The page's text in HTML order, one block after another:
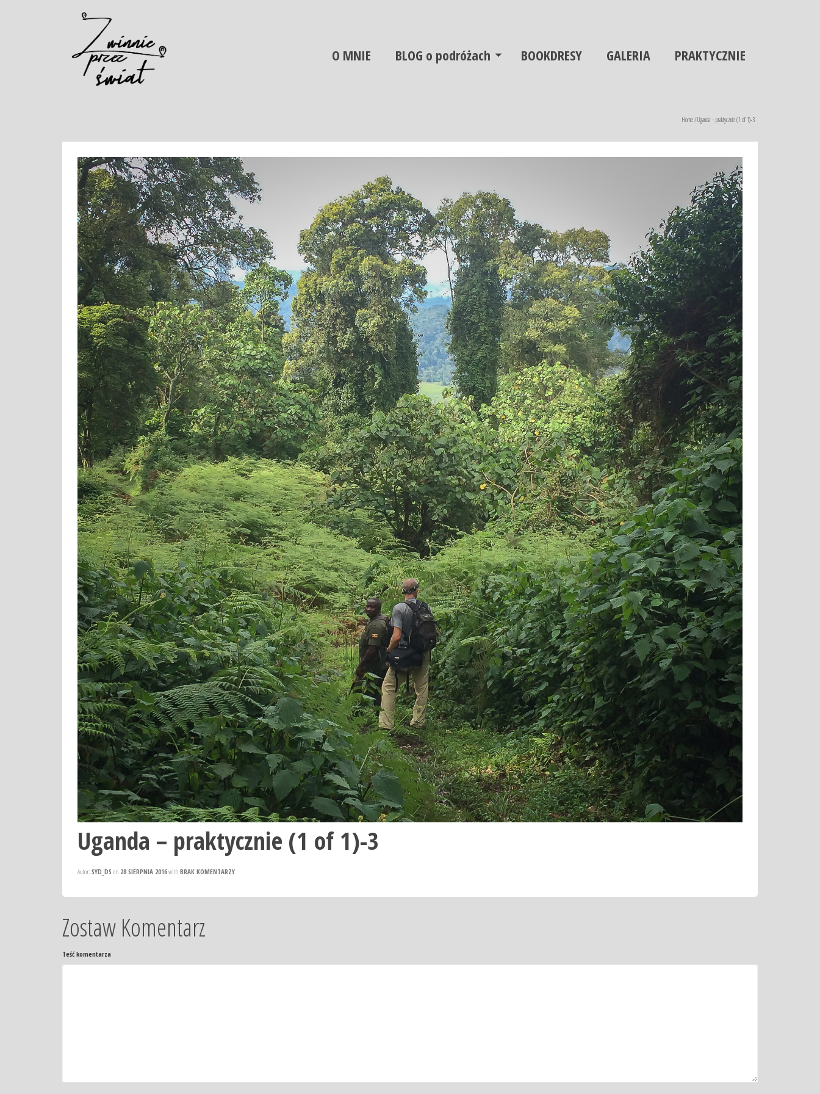
O MNIE BLOG o podróżach BOOKDRESY GALERIA PRAKTYCZNIE
Home/Uganda – praktycznie (1 of 1)-3
Uganda – praktycznie (1 of 1)-3
Autor: SYD_DS on 28 SIERPNIA 2016with BRAK KOMENTARZY
Zostaw Komentarz
Teść komentarza